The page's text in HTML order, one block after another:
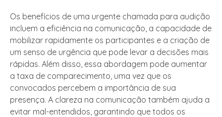
Os benefícios de uma urgente chamada para audição
incluem a eficiência na comunicação, a capacidade de
mobilizar rapidamente os participantes e a criação de
um senso de urgência que pode levar a decisões mais
rápidas. Além disso, essa abordagem pode aumentar
a taxa de comparecimento, uma vez que os
convocados percebem a importância de sua
presença. A clareza na comunicação também ajuda a
evitar mal-entendidos, garantindo que todos os